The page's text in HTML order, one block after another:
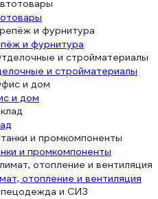
и фурнитура
и стройматериалы
и дом
и промкомпоненты
отопление и вентиляция